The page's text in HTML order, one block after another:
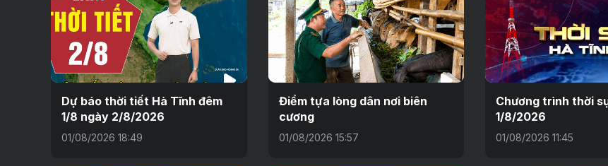
Dự báo thời tiết Hà Tĩnh đêm
1/8 ngày 2/8/2026
01/08/2026 18:49
Điểm tựa lòng dân nơi biên
cương
01/08/2026 15:57
Chương trình thời
1/8/2026
01/08/2026 11:45